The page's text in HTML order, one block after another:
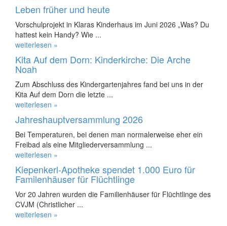
Leben früher und heute
Vorschulprojekt in Klaras Kinderhaus im Juni 2026 „Was? Du
hattest kein Handy? Wie ...
weiterlesen »
Kita Auf dem Dorn: Kinderkirche: Die Arche
Noah
Zum Abschluss des Kindergartenjahres fand bei uns in der
Kita Auf dem Dorn die letzte ...
weiterlesen »
Jahreshauptversammlung 2026
Bei Temperaturen, bei denen man normalerweise eher ein
Freibad als eine Mitgliederversammlung ...
weiterlesen »
Kiepenkerl-Apotheke spendet 1.000 Euro für
Familenhäuser für Flüchtlinge
Vor 20 Jahren wurden die Familienhäuser für Flüchtlinge des
CVJM (Christlicher ...
weiterlesen »